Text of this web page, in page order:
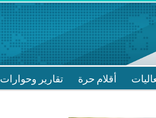
أقلام حرة تقارير وحوارات